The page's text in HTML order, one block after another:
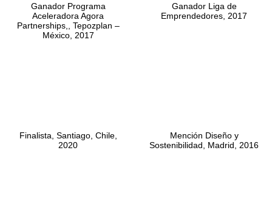
Ganador Programa
Aceleradora Agora
Partnerships,, Tepozplan –
México, 2017
Ganador Liga de
Emprendedores, 2017
Finalista, Santiago, Chile,
2020
Mención Diseño y
Sostenibilidad, Madrid, 2016